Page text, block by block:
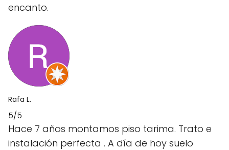
encanto.
Rafa L.
5/5
Hace 7 años montamos piso tarima. Trato e
instalación perfecta . A día de hoy suelo